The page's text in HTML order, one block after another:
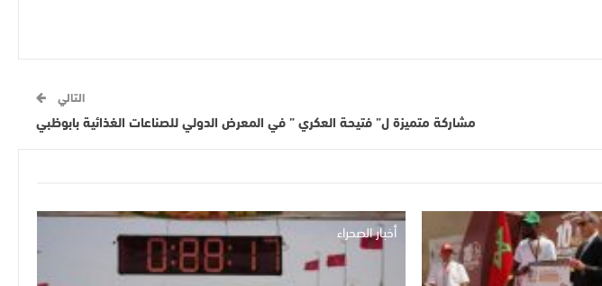
التالي
مشاركة متميزة ل” فتيحة العكري ” في المعرض الدولي للصناعات الغذائية بابوظبي
أخبار الصحراء